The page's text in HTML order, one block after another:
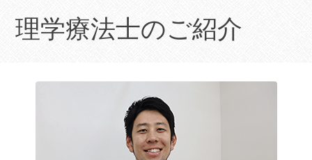
理学療法士のご紹介